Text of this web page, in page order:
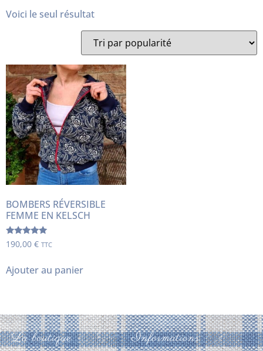
Voici le seul résultat
BOMBERS RÉVERSIBLE
FEMME EN KELSCH
Note
5.00
190,00 € TTC
Ajouter au panier
La boutique Informations